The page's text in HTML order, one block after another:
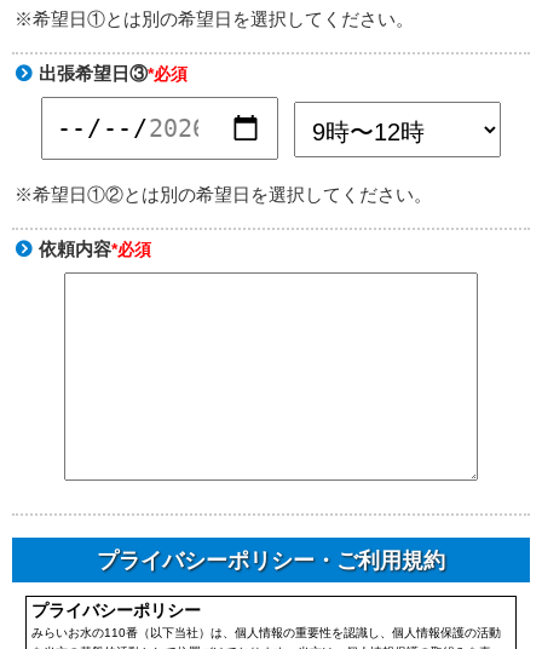
※希望日①とは別の希望日を選択してください。
出張希望日③*必須
※希望日①②とは別の希望日を選択してください。
依頼内容*必須
プライバシーポリシー・ご利用規約
プライバシーポリシー
みらいお水の110番（以下当社）は、個人情報の重要性を認識し、個人情報保護の活動